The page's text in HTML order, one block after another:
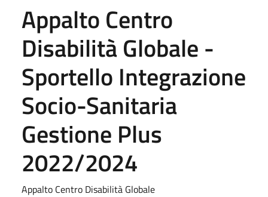
Appalto Centro
Disabilità Globale -
Sportello Integrazione
Socio-Sanitaria
Gestione Plus
2022/2024
Appalto Centro Disabilità Globale